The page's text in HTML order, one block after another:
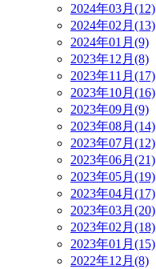
2024年03月(12)
2024年02月(13)
2024年01月(9)
2023年12月(8)
2023年11月(17)
2023年10月(16)
2023年09月(9)
2023年08月(14)
2023年07月(12)
2023年06月(21)
2023年05月(19)
2023年04月(17)
2023年03月(20)
2023年02月(18)
2023年01月(15)
2022年12月(8)